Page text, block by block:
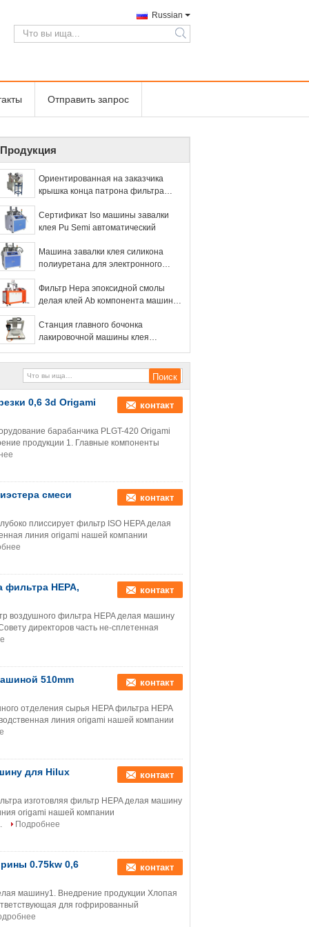
Russian
search
Отправить запрос
Продукция
Ориентированная на заказчика
крышка конца патрона фильтра
Сертификат Iso машины завалки
клея Pu Semi автоматический
Машина завалки клея силикона
полиуретана для электронного
Фильтр Hepa эпоксидной смолы
делая клей Ab компонента машины
Станция главного бочонка
лакировочной машины клея
0,6 3d Origami контакт
барабанчика PLGT-420 Origami
продукции 1. Главные компоненты
смеси контакт
плиссирует фильтр ISO HEPA делая
линия origami нашей компании
фильтра HEPA, контакт
воздушного фильтра HEPA делая машину
директоров часть не-сплетенная
510mm контакт
отделения сырья HEPA фильтра HEPA
линия origami нашей компании
для Hilux контакт
изготовляя фильтр HEPA делая машину
origami нашей компании
Подробнее
0.75kw 0,6 контакт
машину1. Внедрение продукции Хлопая
для гофрированный